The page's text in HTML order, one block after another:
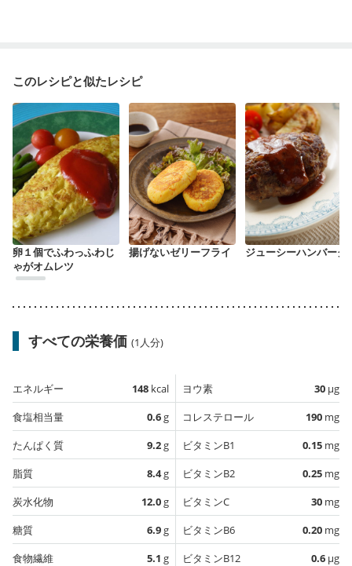
このレシピと似たレシピ
卵１個でふわっふわじ
ゃがオムレツ
揚げないゼリーフライ ジューシーハンバーグ
すべての栄養価 (1人分)
エネルギー 148 kcal
食塩相当量
0.6g
たんぱく質
9.2g
脂質
8.4g
炭水化物
12.0g
糖質
6.9g
食物繊維
5.1 g
ヨウ素 30 µg
コレステロール
190 mg
ビタミンB1
0.15 mg
ビタミンB2
0.25 mg
ビタミンC
30 mg
ビタミンB6
0.20 mg
ビタミンB12
0.6 µg